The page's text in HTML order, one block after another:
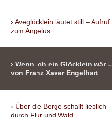
Aveglöcklein läutet still – Aufruf
zum Angelus
Wenn ich ein Glöcklein wär –
von Franz Xaver Engelhart
Über die Berge schallt lieblich
durch Flur und Wald